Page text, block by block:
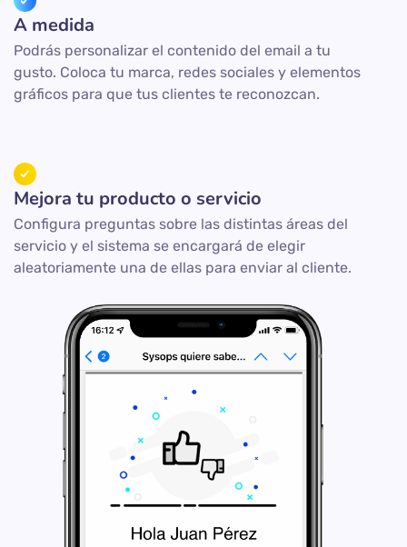
A medida
Podrás personalizar el contenido del email a tu
gusto. Coloca tu marca, redes sociales y elementos
gráficos para que tus clientes te reconozcan.
Mejora tu producto o servicio
Configura preguntas sobre las distintas áreas del
servicio y el sistema se encargará de elegir
aleatoriamente una de ellas para enviar al cliente.​